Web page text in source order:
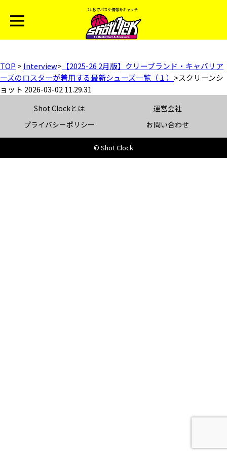
TOP > Interview> 【2025-26 2月版】クリーブランド・キャバリア
ーズのロスターが着用する最新シューズ一覧（１） >スクリーンシ
ョット 2026-03-02 11.29.31
Shot Clockとは
運営会社
プライバシーポリシー
お問い合わせ
© Shot Clock